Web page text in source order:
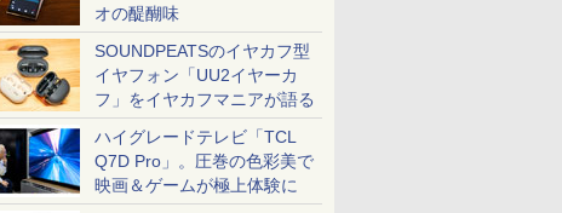
オの醍醐味
SOUNDPEATSのイヤカフ型
イヤフォン「UU2イヤーカ
フ」をイヤカフマニアが語る
ハイグレードテレビ「TCL
Q7D Pro」。圧巻の色彩美で
映画＆ゲームが極上体験に